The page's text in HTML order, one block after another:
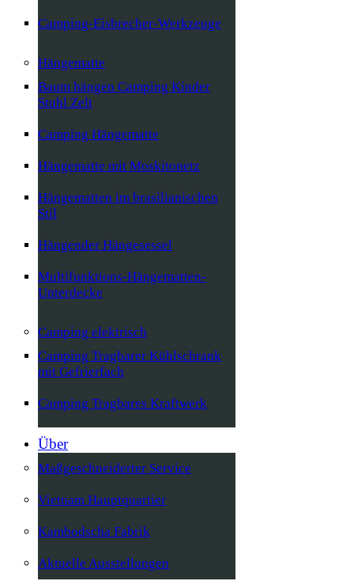
Camping-Eisbrecher-Werkzeuge
Hängematte
Baum hängen Camping Kinder
Stuhl Zelt
Camping Hängematte
Hängematte mit Moskitonetz
Hängematten im brasilianischen
Stil
Hängender Hängesessel
Multifunktions-Hängematten-
Unterdecke
Camping elektrisch
Camping Tragbarer Kühlschrank
mit Gefrierfach
Camping Tragbares Kraftwerk
Über
Maßgeschneiderter Service
Vietnam Hauptquartier
Kambodscha Fabrik
Aktuelle Ausstellungen